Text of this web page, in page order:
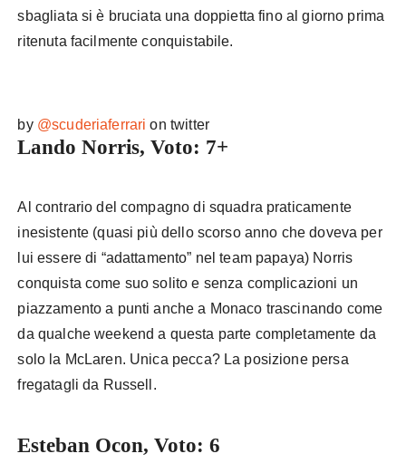
sbagliata si è bruciata una doppietta fino al giorno prima
ritenuta facilmente conquistabile.
by @scuderiaferrari on twitter
Lando Norris, Voto: 7+
Al contrario del compagno di squadra praticamente
inesistente (quasi più dello scorso anno che doveva per
lui essere di “adattamento” nel team papaya) Norris
conquista come suo solito e senza complicazioni un
piazzamento a punti anche a Monaco trascinando come
da qualche weekend a questa parte completamente da
solo la McLaren. Unica pecca? La posizione persa
fregatagli da Russell.
Esteban Ocon, Voto: 6